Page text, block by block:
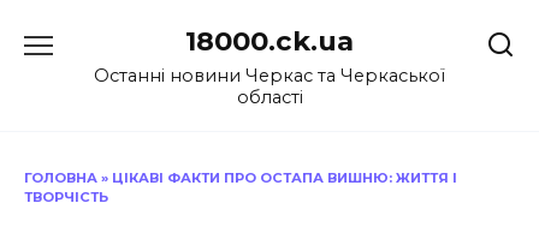
до
18000.ck.ua
Останні новини Черкас та Черкаської
області
ГОЛОВНА » ЦІКАВІ ФАКТИ ПРО ОСТАПА ВИШНЮ: ЖИТТЯ І
ТВОРЧІСТЬ